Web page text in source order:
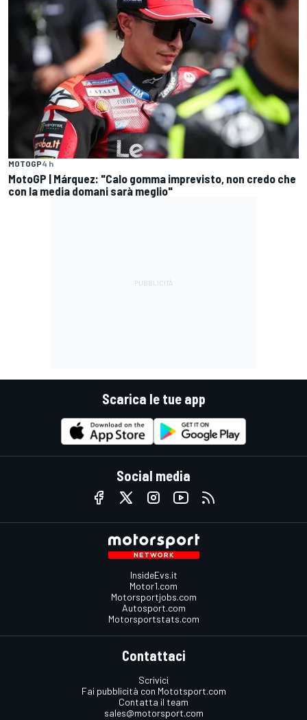
MOTOGP4 h
MotoGP | Márquez: "Calo gomma imprevisto, non credo che
con la media domani sarà meglio"
Scarica le tue app
Social media
InsideEvs.it
Motor1.com
Motorsportjobs.com
Autosport.com
Motorsportstats.com
Contattaci
Scrivici
Fai pubblicità con Mototsport.com
Contatta il team
sales@motorsport.com